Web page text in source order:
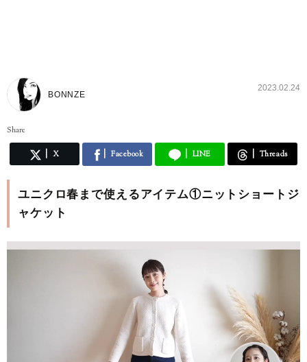
BONNZE
2023.02.24
Share
X Facebook LINE Threads
ユニクロ春まで使えるアイテム①ニットショートジ
ャケット